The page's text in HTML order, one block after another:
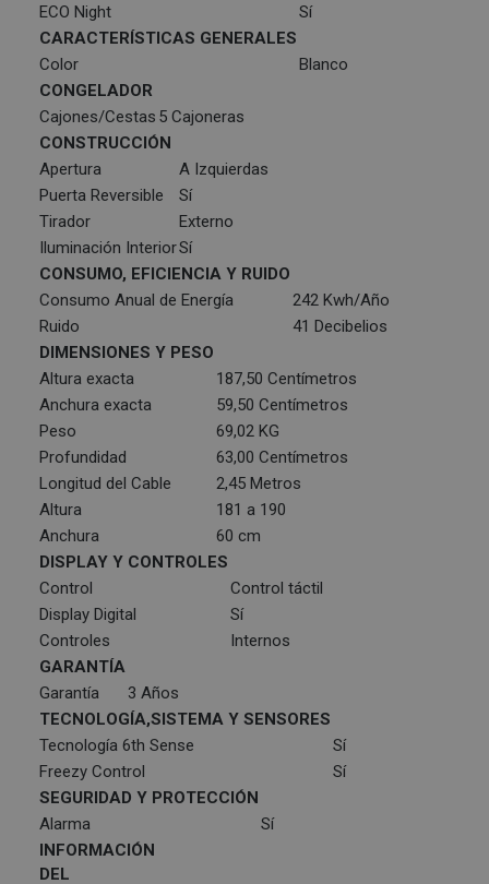
ECO Night
Sí
CARACTERÍSTICAS GENERALES
Color
Blanco
CONGELADOR
Cajones/Cestas 5 Cajoneras
CONSTRUCCIÓN
Apertura
A Izquierdas
Puerta Reversible
Sí
Tirador
Externo
Iluminación InteriorSí
CONSUMO, EFICIENCIA Y RUIDO
Consumo Anual de Energía
242 Kwh/Año
Ruido
41 Decibelios
DIMENSIONES Y PESO
Altura exacta
187,50 Centímetros
Anchura exacta
59,50 Centímetros
Peso
69,02 KG
Profundidad
63,00 Centímetros
Longitud del Cable
2,45 Metros
Altura
181 a 190
Anchura
60 cm
DISPLAY Y CONTROLES
Control
Control táctil
Display Digital
Sí
Controles
Internos
GARANTÍA
Garantía
3 Años
TECNOLOGÍA,SISTEMA Y SENSORES
Tecnología 6th Sense
Sí
Freezy Control
Sí
SEGURIDAD Y PROTECCIÓN
Alarma
Sí
INFORMACIÓN
DEL